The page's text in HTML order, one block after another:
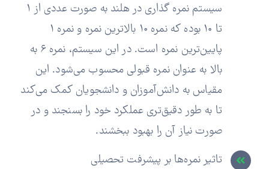
سیستم نمره گذاری در هلند به صورت عددی از ۱
تا ۱۰ بوده که نمره ۱۰ بالاترین نمره و نمره ۱
پایین‌ترین نمره است. در این سیستم، نمره ۶ به
بالا به عنوان نمره قبولی محسوب می‌شود. این
مقیاس به دانش‌آموزان و دانشجویان کمک می‌کند
تا به طور دقیق‌تری عملکرد خود را بسنجند و در
صورت نیاز آن را بهبود ببخشند.
تاثیر نمره‌ها بر پیشرفت تحصیلی